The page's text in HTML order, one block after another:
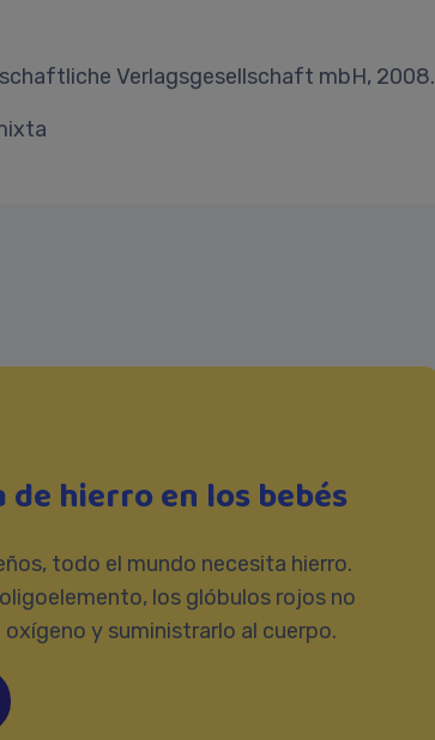
Verlagsgesellschaft mbH, 2008.
de hierro en los bebés
todo el mundo necesita hierro.
los glóbulos rojos no
oxígeno y suministrarlo al cuerpo.